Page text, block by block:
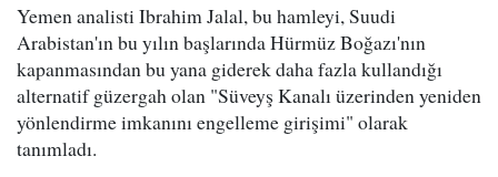
Yemen analisti Ibrahim Jalal, bu hamleyi, Suudi
Arabistan'ın bu yılın başlarında Hürmüz Boğazı'nın
kapanmasından bu yana giderek daha fazla kullandığı
alternatif güzergah olan "Süveyş Kanalı üzerinden yeniden
yönlendirme imkanını engelleme girişimi" olarak
tanımladı.